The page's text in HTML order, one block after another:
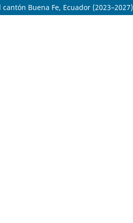
Buena Fe, Ecuador (2023–2027)